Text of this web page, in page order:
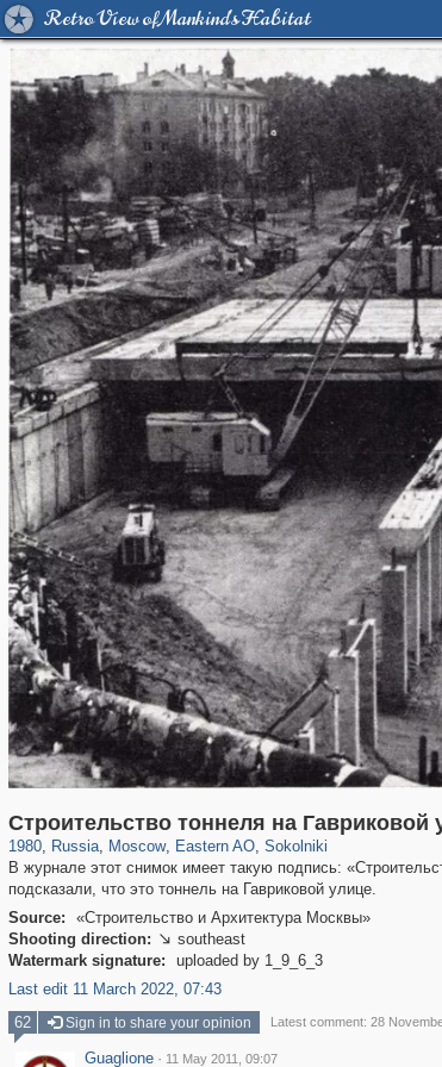
Retro View of Mankind's Habitat
Строительство тоннеля на Гавриковой
1980, Russia
1,406,257 29,243
, Moscow
319,779 8,286
, Eastern AO
20,925 306
, Sokolniki
5,622 49
В журнале этот снимок имеет такую подпись:
подсказали, что это тоннель на Гавриковой улице.
Source:
«Строительство и Архитектура Москвы»
Shooting direction:  southeast
Watermark signature:
uploaded by 1_9_6_3
Last edit 11 March 2022, 07:43
62
Sign in to share your opinion Latest comment: 28
Guaglione · 11 May 2011, 09:07